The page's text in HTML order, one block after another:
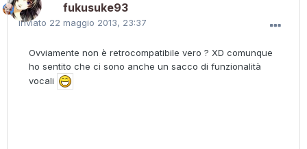
fukusuke93
Inviato 22 maggio 2013, 23:37
Ovviamente non è retrocompatibile vero ? XD comunque
ho sentito che ci sono anche un sacco di funzionalità
vocali